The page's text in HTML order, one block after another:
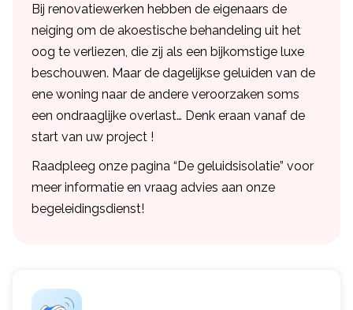
Bij renovatiewerken hebben de eigenaars de
neiging om de akoestische behandeling uit het
oog te verliezen, die zij als een bijkomstige luxe
beschouwen. Maar de dagelijkse geluiden van de
ene woning naar de andere veroorzaken soms
een ondraaglijke overlast… Denk eraan vanaf de
start van uw project !
Raadpleeg onze pagina “De geluidsisolatie” voor
meer informatie en vraag advies aan onze
begeleidingsdienst!